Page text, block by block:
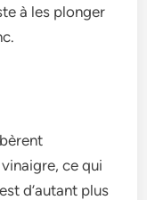
à le­s plonger
ce qui
d’autant plus